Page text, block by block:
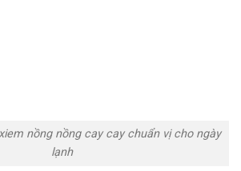
nồng nồng cay cay chuẩn vị cho ngày
lạnh